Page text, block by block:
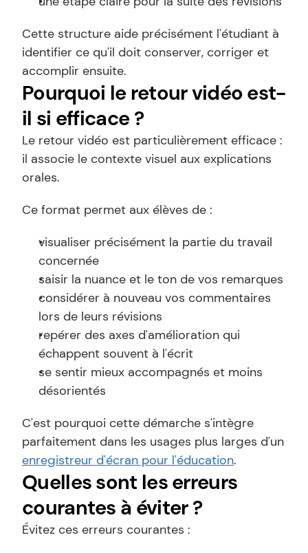
Cette structure aide précisément l'étudiant à
identifier ce qu'il doit conserver, corriger et
accomplir ensuite.
Pourquoi le retour vidéo est-
il si efficace ?
Le retour vidéo est particulièrement efficace :
il associe le contexte visuel aux explications
orales.
Ce format permet aux élèves de :
visualiser précisément la partie du travail
concernée
saisir la nuance et le ton de vos remarques
considérer à nouveau vos commentaires
lors de leurs révisions
repérer des axes d'amélioration qui
échappent souvent à l'écrit
se sentir mieux accompagnés et moins
désorientés
C'est pourquoi cette démarche s'intègre
enregistreur d'écran pour l'éducation.
Quelles sont les erreurs
courantes à éviter ?
Évitez ces erreurs courantes :